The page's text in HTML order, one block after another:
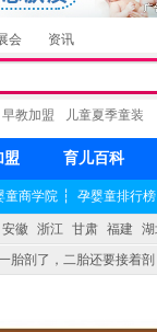
会 资讯
早教加盟 儿童夏季童装
盟 育儿百科
童商学院 ┆ 孕婴童排行榜
安徽 浙江 甘肃 福建
胎剖了，二胎还要接着剖